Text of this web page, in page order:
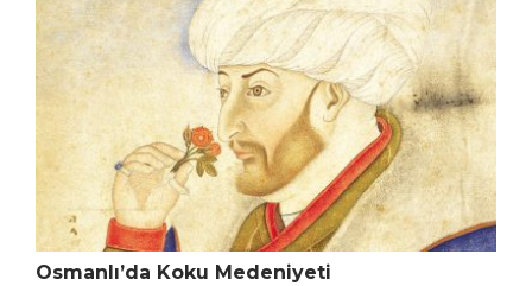
Osmanlı’da Koku Medeniyeti